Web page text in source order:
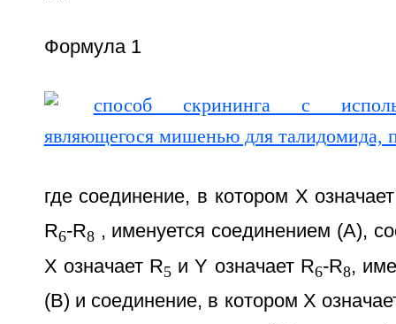
Формула 1
где соединение, в котором X
R6-R8 , именуется соединением (A),
X означает R5 и Y означает R6-R8,
(B) и соединение, в котором X